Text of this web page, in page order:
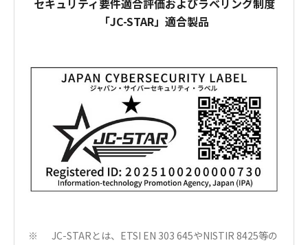
セキュリティ要件適合評価およびラベリング制度
「JC-STAR」適合製品
※
JC-STARとは、ETSI EN 303 645やNISTIR 8425等の